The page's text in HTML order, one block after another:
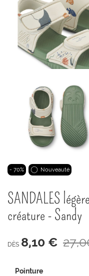
Passer
de
Galerie
- 70% Nouveauté
SANDALES
créature - Sandy
DÈS 8,10 €
Pointure